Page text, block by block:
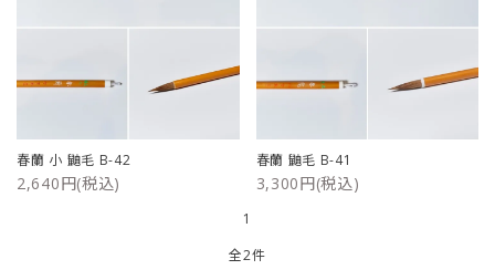
プライバシーポリシー
春蘭 小 鼬毛 B-42
2,640円(税込)
春蘭 鼬毛 B-41
3,300円(税込)
1
全2件